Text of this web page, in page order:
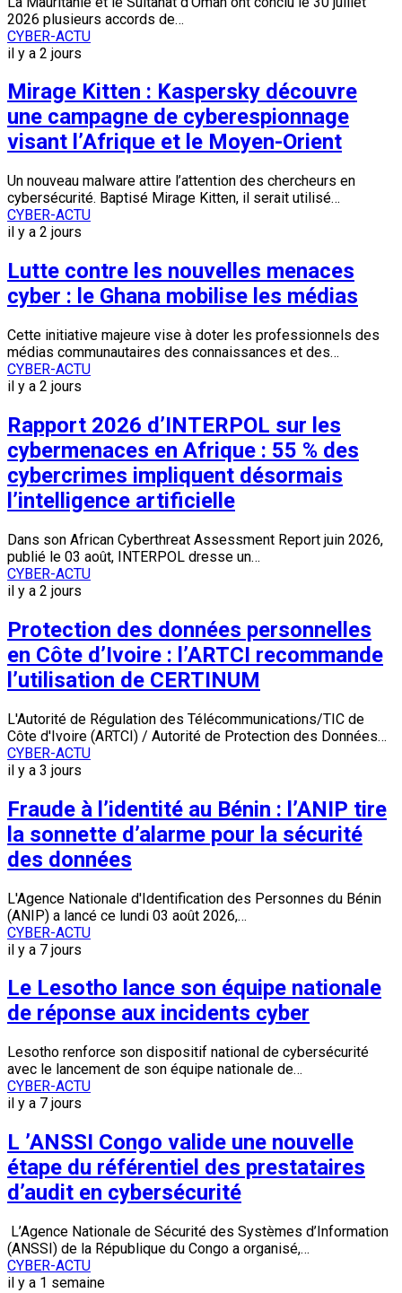
2026 plusieurs accords de…
CYBER-ACTU
il y a 2 jours
Mirage Kitten : Kaspersky découvre
une campagne de cyberespionnage
visant l’Afrique et le Moyen-Orient
Un nouveau malware attire l’attention des chercheurs en
cybersécurité. Baptisé Mirage Kitten, il serait utilisé…
CYBER-ACTU
il y a 2 jours
Lutte contre les nouvelles menaces
cyber : le Ghana mobilise les médias
Cette initiative majeure vise à doter les professionnels des
médias communautaires des connaissances et des…
CYBER-ACTU
il y a 2 jours
Rapport 2026 d’INTERPOL sur les
cybermenaces en Afrique : 55 % des
cybercrimes impliquent désormais
l’intelligence artificielle
Dans son African Cyberthreat Assessment Report juin 2026,
publié le 03 août, INTERPOL dresse un…
CYBER-ACTU
il y a 2 jours
Protection des données personnelles
en Côte d’Ivoire : l’ARTCI recommande
l’utilisation de CERTINUM
L'Autorité de Régulation des Télécommunications/TIC de
Côte d'Ivoire (ARTCI) / Autorité de Protection des Données…
CYBER-ACTU
il y a 3 jours
Fraude à l’identité au Bénin : l’ANIP tire
la sonnette d’alarme pour la sécurité
des données
L'Agence Nationale d'Identification des Personnes du Bénin
(ANIP) a lancé ce lundi 03 août 2026,…
CYBER-ACTU
il y a 7 jours
Le Lesotho lance son équipe nationale
de réponse aux incidents cyber
Lesotho renforce son dispositif national de cybersécurité
avec le lancement de son équipe nationale de…
CYBER-ACTU
il y a 7 jours
L ’ANSSI Congo valide une nouvelle
étape du référentiel des prestataires
d’audit en cybersécurité
L’Agence Nationale de Sécurité des Systèmes d’Information
(ANSSI) de la République du Congo a organisé,…
CYBER-ACTU
il y a 1 semaine